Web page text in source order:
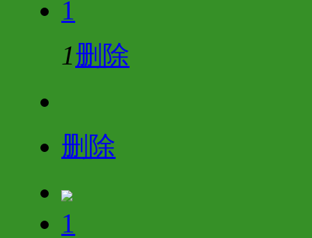
1
1删除
删除
1